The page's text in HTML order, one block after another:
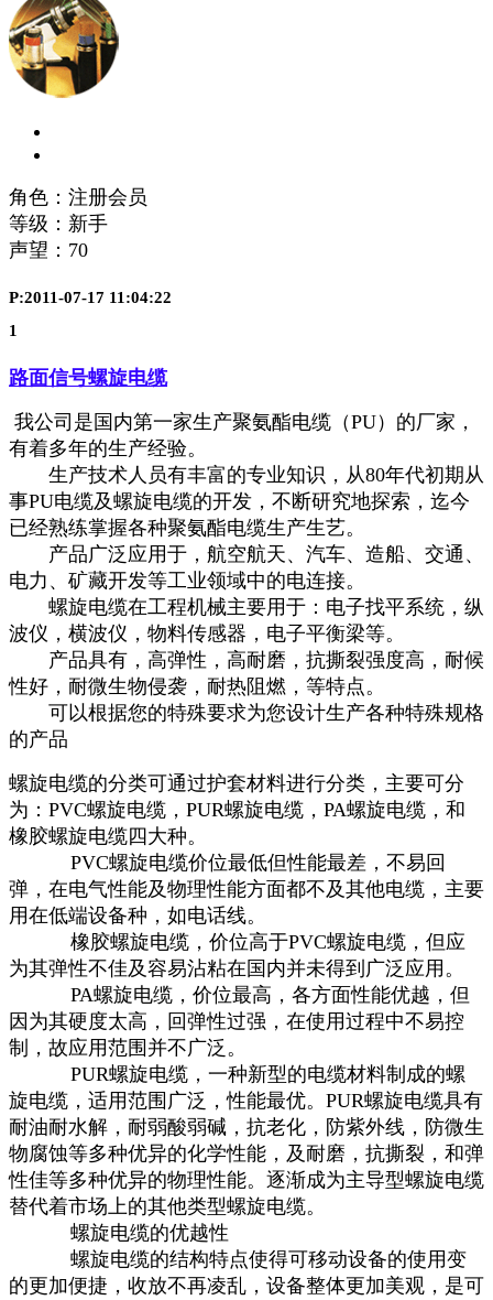
角色：注册会员
等级：新手
声望： 70
P:2011-07-17 11:04:22
1
路面信号螺旋电缆
我公司是国内第一家生产聚氨酯电缆（PU）的厂家，
有着多年的生产经验。
生产技术人员有丰富的专业知识，从80年代初期从
事PU电缆及螺旋电缆的开发，不断研究地探索，迄今
已经熟练掌握各种聚氨酯电缆生产生艺。
产品广泛应用于，航空航天、汽车、造船、交通、
电力、矿藏开发等工业领域中的电连接。
螺旋电缆在工程机械主要用于：电子找平系统，纵
波仪，横波仪，物料传感器，电子平衡梁等。
产品具有，高弹性，高耐磨，抗撕裂强度高，耐候
性好，耐微生物侵袭，耐热阻燃，等特点。
可以根据您的特殊要求为您设计生产各种特殊规格
的产品
螺旋电缆的分类可通过护套材料进行分类，主要可分
为：PVC螺旋电缆，PUR螺旋电缆，PA螺旋电缆，和
橡胶螺旋电缆四大种。
PVC螺旋电缆价位最低但性能最差，不易回
弹，在电气性能及物理性能方面都不及其他电缆，主要
用在低端设备种，如电话线。
橡胶螺旋电缆，价位高于PVC螺旋电缆，但应
为其弹性不佳及容易沾粘在国内并未得到广泛应用。
PA螺旋电缆，价位最高，各方面性能优越，但
因为其硬度太高，回弹性过强，在使用过程中不易控
制，故应用范围并不广泛。
PUR螺旋电缆，一种新型的电缆材料制成的螺
旋电缆，适用范围广泛，性能最优。PUR螺旋电缆具有
耐油耐水解，耐弱酸弱碱，抗老化，防紫外线，防微生
物腐蚀等多种优异的化学性能，及耐磨，抗撕裂，和弹
性佳等多种优异的物理性能。逐渐成为主导型螺旋电缆
替代着市场上的其他类型螺旋电缆。
螺旋电缆的优越性
螺旋电缆的结构特点使得可移动设备的使用变
的更加便捷，收放不再凌乱，设备整体更加美观，是可